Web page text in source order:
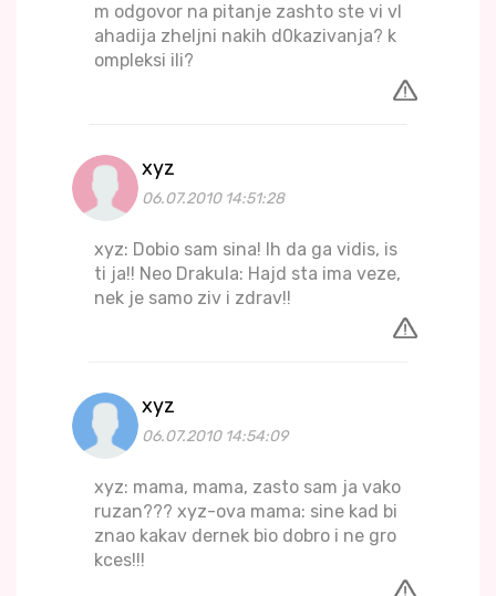
m odgovor na pitanje zashto ste vi vl
ahadija zheljni nakih d0kazivanja? k
ompleksi ili?
xyz
06.07.2010 14:51:28
xyz: Dobio sam sina! Ih da ga vidis, is
ti ja!! Neo Drakula: Hajd sta ima veze,
nek je samo ziv i zdrav!!
xyz
06.07.2010 14:54:09
xyz: mama, mama, zasto sam ja vako
ruzan??? xyz-ova mama: sine kad bi
znao kakav dernek bio dobro i ne gro
kces!!!